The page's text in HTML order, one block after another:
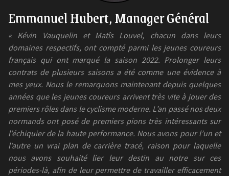
Emmanuel Hubert, Manager Général
« Kévin Vauquelin et Matîs Louvel, chacun dans leurs
domaines respectifs, ont compté parmi les jeunes coureurs
français qui ont marqué la saison 2022. Prolonger leurs
contrats de plusieurs saisons a été comme une évidence à
mes yeux. Nous le remarquons maintenant depuis quelques
années que les jeunes coureurs arrivent très vite à jouer des
premiers rôles dans le cyclisme moderne. L’an passé nos deux
normands ont posé de premiers pions très intéressants sur
l’échiquier de la haute performance. Nous avons pour l’un et
l’autre un vrai plan de carrière tracé, raison pour laquelle
nous avons souhaité lier leur destin au notre sur ces
périodes-là, afin de leur permettre de travailler efficacement